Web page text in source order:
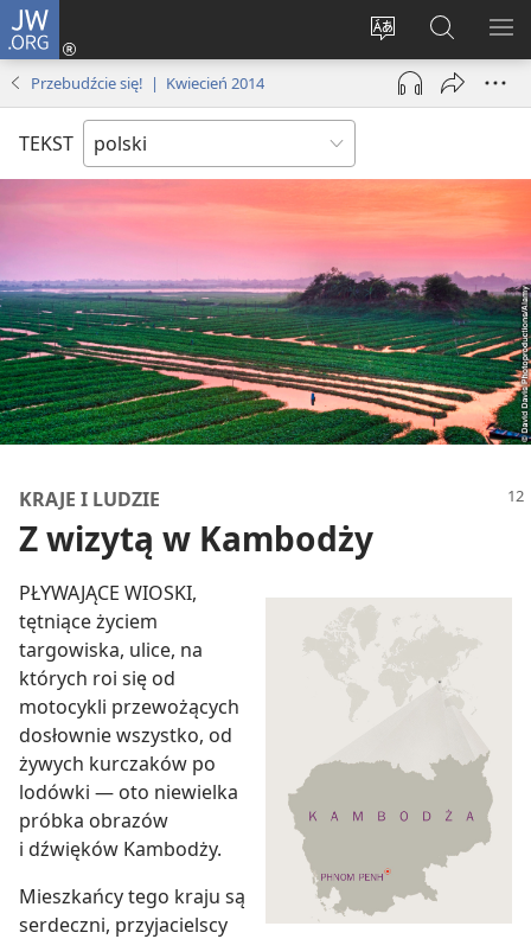
JW.ORG
Wybór
języka
Logowanie
(opens
window)
Szukaj
na
JW.ORG
Przebudźcie się! | Kwiecień 2014
TEKST
KRAJE I LUDZIE
Z wizytą w Kambodży
PŁYWAJĄCE WIOSKI,
tętniące życiem
targowiska, ulice, na
których roi się od
motocykli przewożących
dosłownie wszystko, od
żywych kurczaków po
lodówki — oto niewielka
próbka obrazów
i dźwięków Kambodży.
Mieszkańcy tego kraju są
serdeczni, przyjacielscy